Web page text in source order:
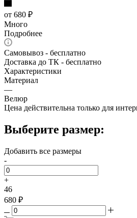
от 680 ₽
Много
Подробнее
Самовывоз - бесплатно
Доставка до ТК - бесплатно
Характеристики
Материал
—
Велюр
Цена действительна только для
Выберите размер:
Добавить все размеры
-
+
46
680 ₽